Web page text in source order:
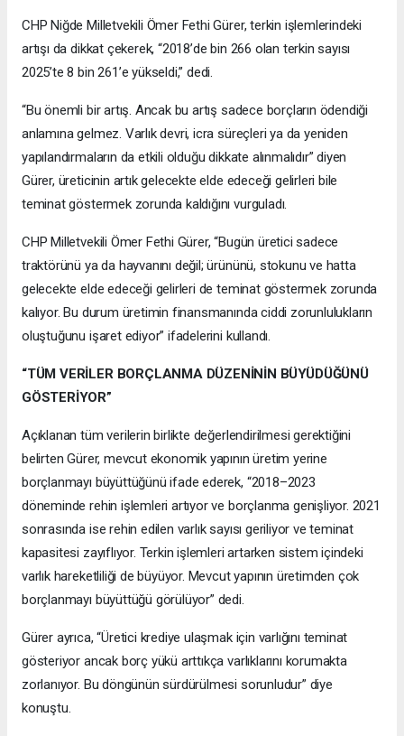
CHP Niğde Milletvekili Ömer Fethi Gürer, terkin işlemlerindeki
artışı da dikkat çekerek, “2018’de bin 266 olan terkin sayısı
2025’te 8 bin 261’e yükseldi,” dedi.
“Bu önemli bir artış. Ancak bu artış sadece borçların ödendiği
anlamına gelmez. Varlık devri, icra süreçleri ya da yeniden
yapılandırmaların da etkili olduğu dikkate alınmalıdır” diyen
Gürer, üreticinin artık gelecekte elde edeceği gelirleri bile
teminat göstermek zorunda kaldığını vurguladı.
CHP Milletvekili Ömer Fethi Gürer, “Bugün üretici sadece
traktörünü ya da hayvanını değil; ürününü, stokunu ve hatta
gelecekte elde edeceği gelirleri de teminat göstermek zorunda
kalıyor. Bu durum üretimin finansmanında ciddi zorunlulukların
oluştuğunu işaret ediyor” ifadelerini kullandı.
“TÜM VERİLER BORÇLANMA DÜZENİNİN BÜYÜDÜĞÜNÜ
GÖSTERİYOR”
Açıklanan tüm verilerin birlikte değerlendirilmesi gerektiğini
belirten Gürer, mevcut ekonomik yapının üretim yerine
borçlanmayı büyüttüğünü ifade ederek, “2018–2023
döneminde rehin işlemleri artıyor ve borçlanma genişliyor. 2021
sonrasında ise rehin edilen varlık sayısı geriliyor ve teminat
kapasitesi zayıflıyor. Terkin işlemleri artarken sistem içindeki
varlık hareketliliği de büyüyor. Mevcut yapının üretimden çok
borçlanmayı büyüttüğü görülüyor” dedi.
Gürer ayrıca, “Üretici krediye ulaşmak için varlığını teminat
gösteriyor ancak borç yükü arttıkça varlıklarını korumakta
zorlanıyor. Bu döngünün sürdürülmesi sorunludur” diye
konuştu.